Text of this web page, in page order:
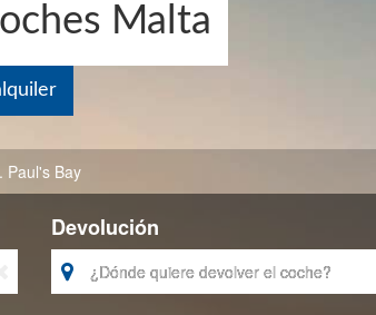
Malta
Paul's Bay
Devolución
